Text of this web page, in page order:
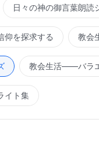
日々の神の御言葉朗読
仰を探求する 教会
教会生活――バラ
イト集